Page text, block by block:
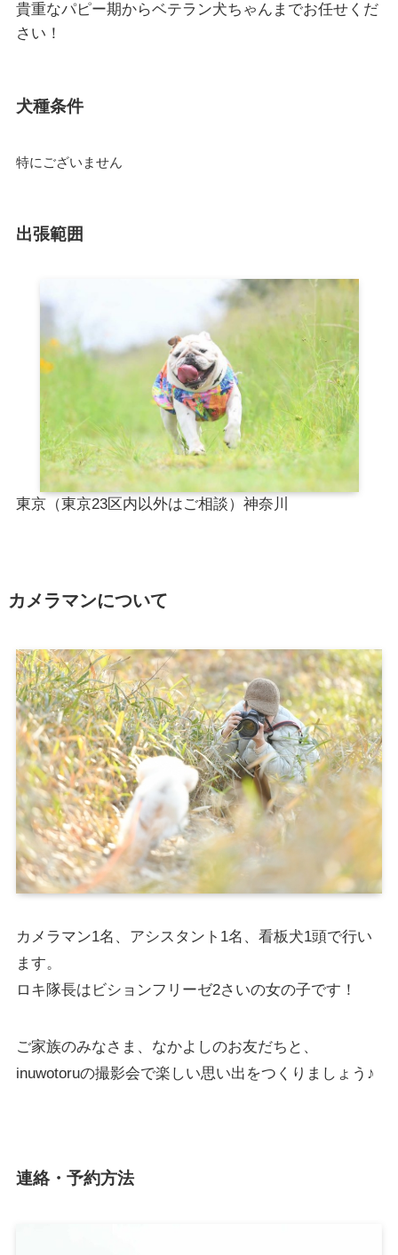
貴重なパピー期からベテラン犬ちゃんまでお任せくだ
さい！
犬種条件
特にございません
出張範囲
東京（東京23区内以外はご相談）神奈川
カメラマンについて
カメラマン1名、アシスタント1名、看板犬1頭で行い
ます。
ロキ隊長はビションフリーゼ2さいの女の子です！
ご家族のみなさま、なかよしのお友だちと、
inuwotoruの撮影会で楽しい思い出をつくりましょう♪
連絡・予約方法